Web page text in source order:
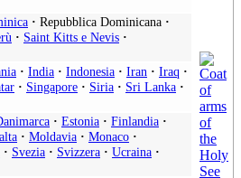
· Repubblica Dominicana ·
· Saint Kitts e Nevis ·
· India · Indonesia · Iran · Iraq ·
· Singapore · Siria · Sri Lanka ·
· Estonia · Finlandia ·
· Moldavia · Monaco ·
· Svezia · Svizzera · Ucraina ·